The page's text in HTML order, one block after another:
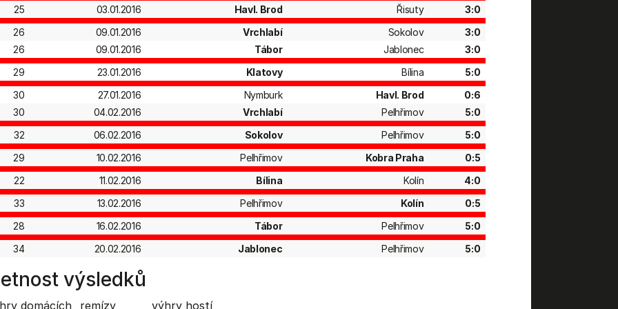
25 03.01.2016 Havl. Brod Řisuty
3:0
26
09.01.2016 Vrchlabí Sokolov
3:0
26
09.01.2016 Tábor Jablonec
3:0
29
23.01.2016 Klatovy Bílina
5:0
30
27.01.2016 Nymburk Havl. Brod
0:6
30
04.02.2016 Vrchlabí Pelhřimov
5:0
32
06.02.2016 Sokolov Pelhřimov
5:0
29
10.02.2016 Pelhřimov Kobra Praha
0:5
22
11.02.2016 Bílina Kolín
4:0
33
13.02.2016 Pelhřimov Kolín
0:5
28
16.02.2016 Tábor Pelhřimov
5:0
34
20.02.2016 Jablonec Pelhřimov 5:0
výsledků
domácích remízy výhry hostí